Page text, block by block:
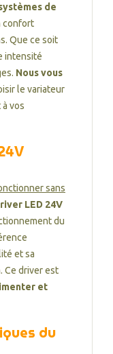
de
confort
Que ce soit
intensité
Nous vous
le variateur
vos
sans
LED 24V
du
et sa
Ce driver est
et
du